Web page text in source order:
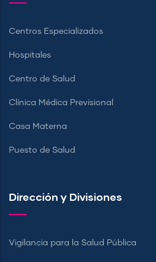
Centros Especializados
Hospitales
Centro de Salud
Clínica Médica Previsional
Casa Materna
Puesto de Salud
Dirección y Divisiones
Vigilancia para la Salud Pública